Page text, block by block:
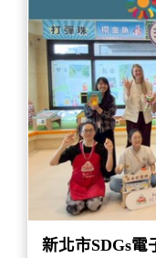
新北市SDGs電